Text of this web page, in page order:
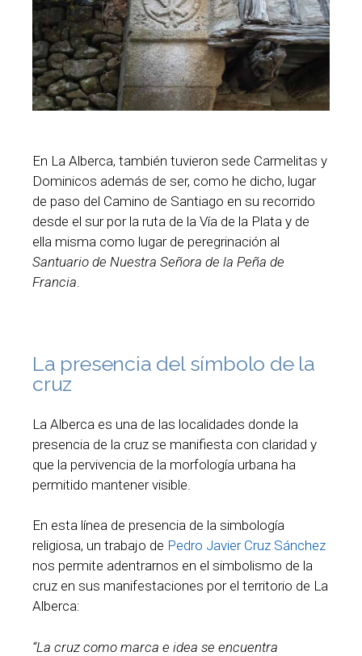
En La Alberca, también tuvieron sede Carmelitas y
Dominicos además de ser, como he dicho, lugar
de paso del Camino de Santiago en su recorrido
desde el sur por la ruta de la Vía de la Plata y de
ella misma como lugar de peregrinación al
Santuario de Nuestra Señora de la Peña de
Francia.
La presencia del símbolo de la
cruz
La Alberca es una de las localidades donde la
presencia de la cruz se manifiesta con claridad y
que la pervivencia de la morfología urbana ha
permitido mantener visible.
En esta línea de presencia de la simbología
religiosa, un trabajo de Pedro Javier Cruz Sánchez
nos permite adentrarnos en el simbolismo de la
cruz en sus manifestaciones por el territorio de La
Alberca:
“La cruz como marca e idea se encuentra